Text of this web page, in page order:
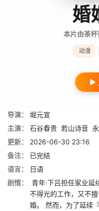
婚
本片由茶
动漫
导演：
堀元宣
主演：
石谷春贵 若山诗音
更新：
2026-06-30 23:16
备注：
已完结
语言：
日语
剧情：
青年·下吕担任家业延
不得光的工作，又不
婚。 然而，为了延续